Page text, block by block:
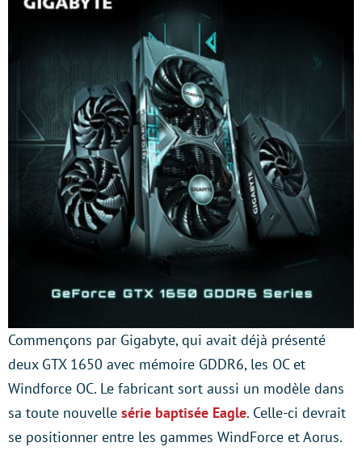
Commençons par Gigabyte, qui avait déjà présenté
deux GTX 1650 avec mémoire GDDR6, les OC et
Windforce OC. Le fabricant sort aussi un modèle dans
sa toute nouvelle série baptisée Eagle. Celle-ci devrait
se positionner entre les gammes WindForce et Aorus.